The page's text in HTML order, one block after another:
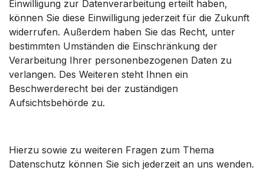
Einwilligung zur Datenverarbeitung erteilt haben,
können Sie diese Einwilligung jederzeit für die Zukunft
widerrufen. Außerdem haben Sie das Recht, unter
bestimmten Umständen die Einschränkung der
Verarbeitung Ihrer personenbezogenen Daten zu
verlangen. Des Weiteren steht Ihnen ein
Beschwerderecht bei der zuständigen
Aufsichtsbehörde zu.
Hierzu sowie zu weiteren Fragen zum Thema
Datenschutz können Sie sich jederzeit an uns wenden.